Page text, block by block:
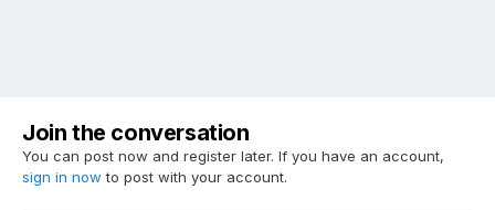
Join the conversation
You can post now and register later. If you have an account,
sign in now to post with your account.